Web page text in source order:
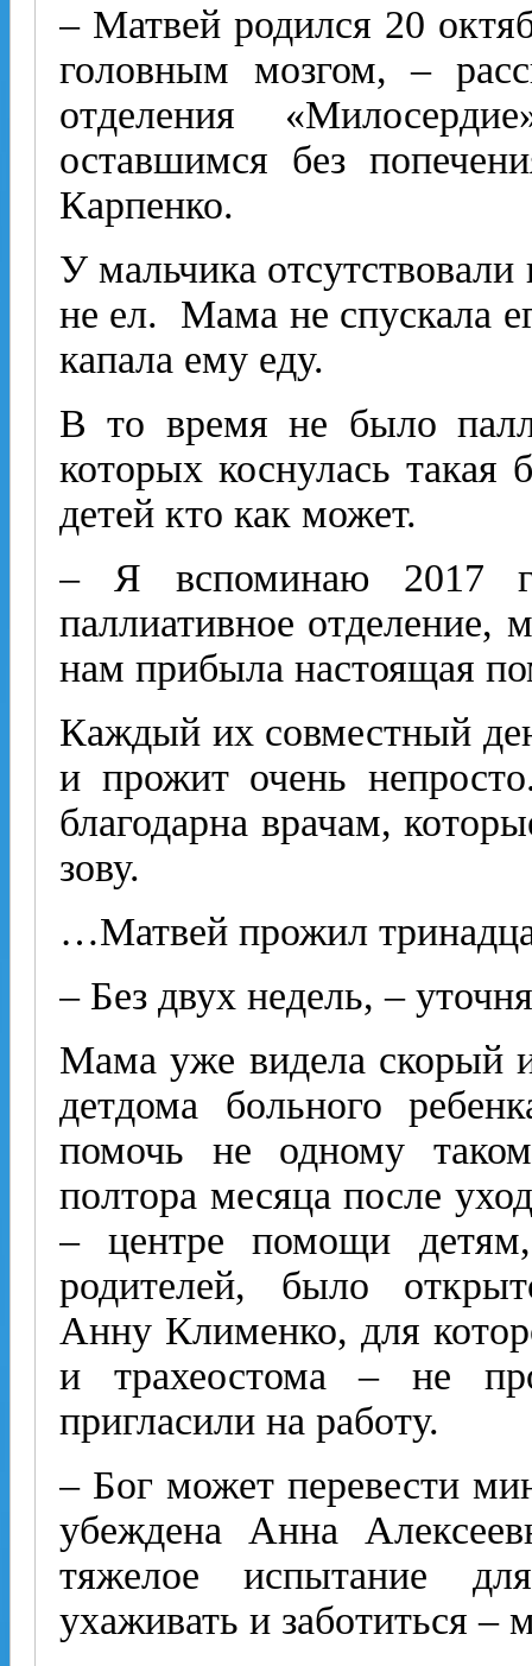
– Матвей родился 20
головным мозгом, –
отделения
оставшимся без
Карпенко.
У мальчика
не ел. Мама не спускала
капала ему еду.
В то время не было
которых коснулась такая
детей кто как может.
– Я вспоминаю 2017
паллиативное
нам прибыла настоящая
Каждый их совместный
и прожит очень
благодарна врачам,
зову.
…Матвей прожил
– Без двух недель, –
Мама уже видела скорый
детдома больного
помочь не одному
полтора месяца после
– центре помощи
родителей, было
Анну Клименко, для
и трахеостома – не
пригласили на работу.
– Бог может перевести
убеждена Анна
тяжелое испытание
ухаживать и заботиться –